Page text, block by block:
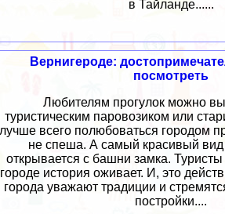
в Тайланде......
Вернигероде:
посмотреть
Любителям прогулок можно
туристическим паровозиком или
лучше всего полюбоваться городом
не спеша. А самый красивый вид
открывается с башни замка. Туристы
городе история оживает. И, это
города уважают традиции и
постройки....